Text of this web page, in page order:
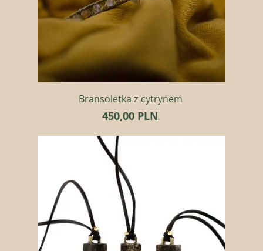
Bransoletka z cytrynem
450,00 PLN